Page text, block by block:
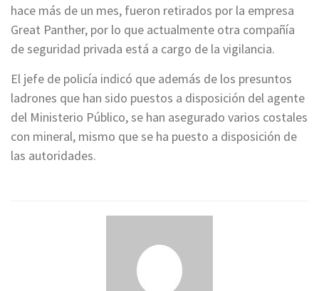
hace más de un mes, fueron retirados por la empresa
Great Panther, por lo que actualmente otra compañía
de seguridad privada está a cargo de la vigilancia.
El jefe de policía indicó que además de los presuntos
ladrones que han sido puestos a disposición del agente
del Ministerio Público, se han asegurado varios costales
con mineral, mismo que se ha puesto a disposición de
las autoridades.